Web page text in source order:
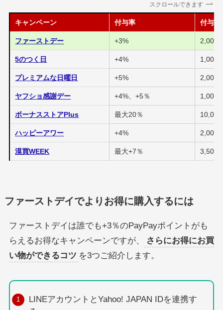
スクロールできます
キャンペーン 付与率 付与上
ファーストデー +3% 2,000P
5のつく日 +4% 1,000P
プレミアムな日曜日 +5% 2,000P
ヤフショ感謝デー +4%、+5％ 1,000P
ボーナスストアPlus 最大20％
ハッピーアワー +4% 2,000P
漠買WEEK 最大+7％ 3,500P
ファーストデイでよりお得に購入するには
ファーストデイは誰でも+3％のPayPayポイントがも
らえるお得なキャンペーンですが、
さらにお得にお買
い物ができるコツ を3つご紹介します。
LINEアカウントとYahoo! JAPAN IDを連携す